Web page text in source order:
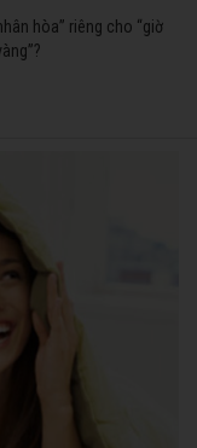
hòa” riêng cho “giờ